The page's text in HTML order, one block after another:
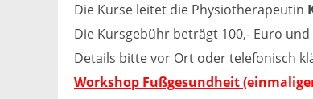
Die Kurse leitet die Physiotherapeutin
Die Kursgebühr beträgt 100,- Euro
Details bitte vor Ort oder telefonisch
Workshop Fußgesundheit